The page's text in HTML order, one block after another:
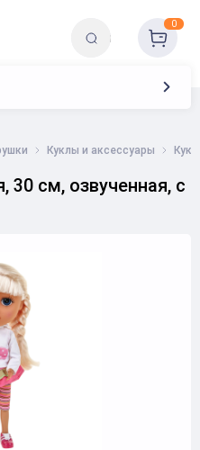
0
Куклы и аксессуары
30 см, озвученная, с